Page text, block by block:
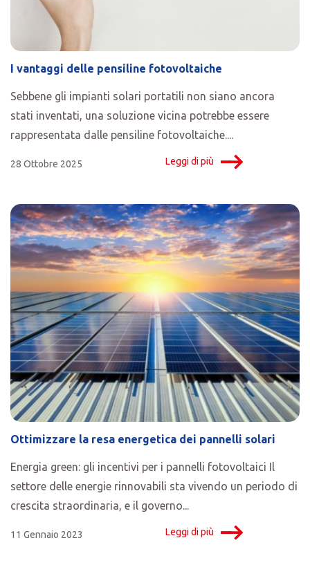
I vantaggi delle pensiline fotovoltaiche
Sebbene gli impianti solari portatili non siano ancora
stati inventati, una soluzione vicina potrebbe essere
rappresentata dalle pensiline fotovoltaiche....
28 Ottobre 2025 Leggi di più
Ottimizzare la resa energetica dei pannelli solari
Energia green: gli incentivi per i pannelli fotovoltaici Il
settore delle energie rinnovabili sta vivendo un periodo di
crescita straordinaria, e il governo...
11 Gennaio 2023 Leggi di più